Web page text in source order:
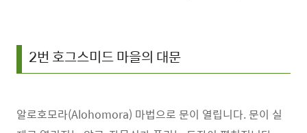
2번 호그스미드 마을의 대문
알로호모라(Alohomora) 마법으로 문이 열립니다. 문이 실